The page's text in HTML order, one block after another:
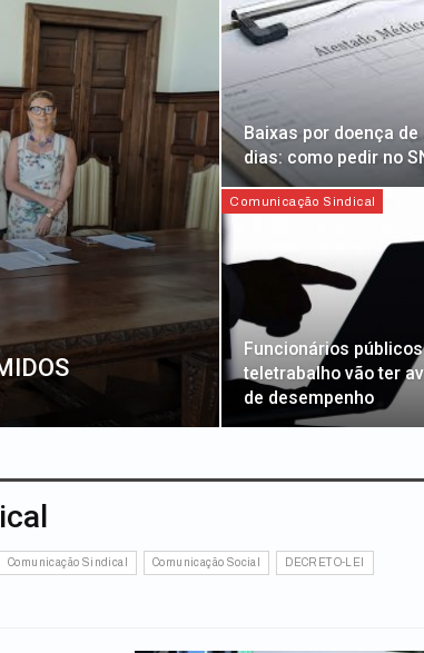
Baixas por doença de
dias: como pedir no
Comunicação Sindical
Funcionários
teletrabalho vão ter
de desempenho
Comunicação Sindical Comunicação Social DECRETO-LEI